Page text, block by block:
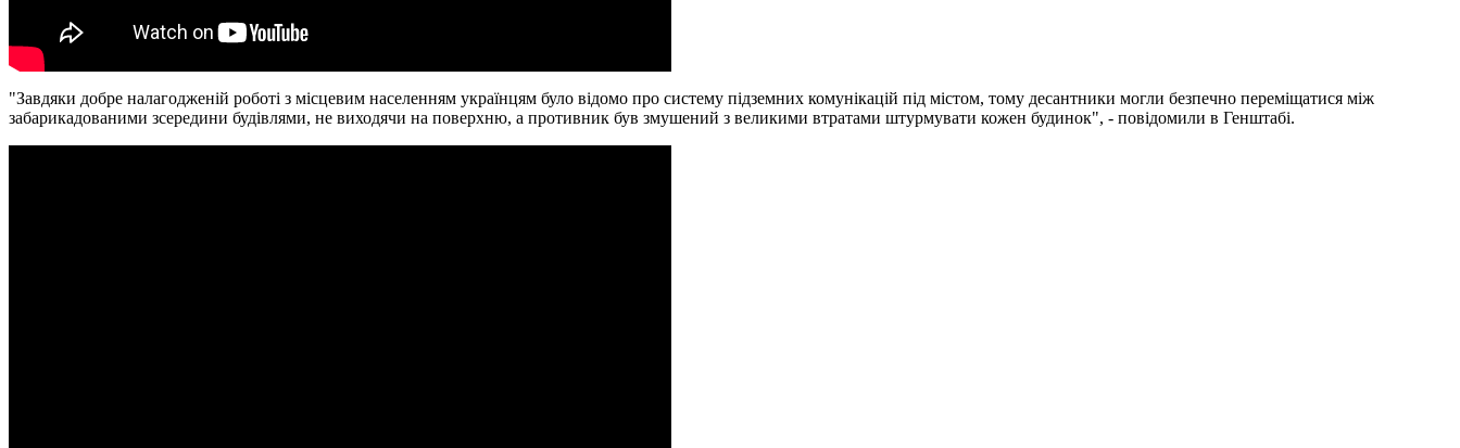
"Завдяки добре налагодженій роботі з місцевим населенням українцям було відомо про систему підземних комунікацій під містом, тому десантники могли безпечно переміщатися між
забарикадованими зсередини будівлями, не виходячи на поверхню, а противник був змушений з великими втратами штурмувати кожен будинок", - повідомили в Генштабі.